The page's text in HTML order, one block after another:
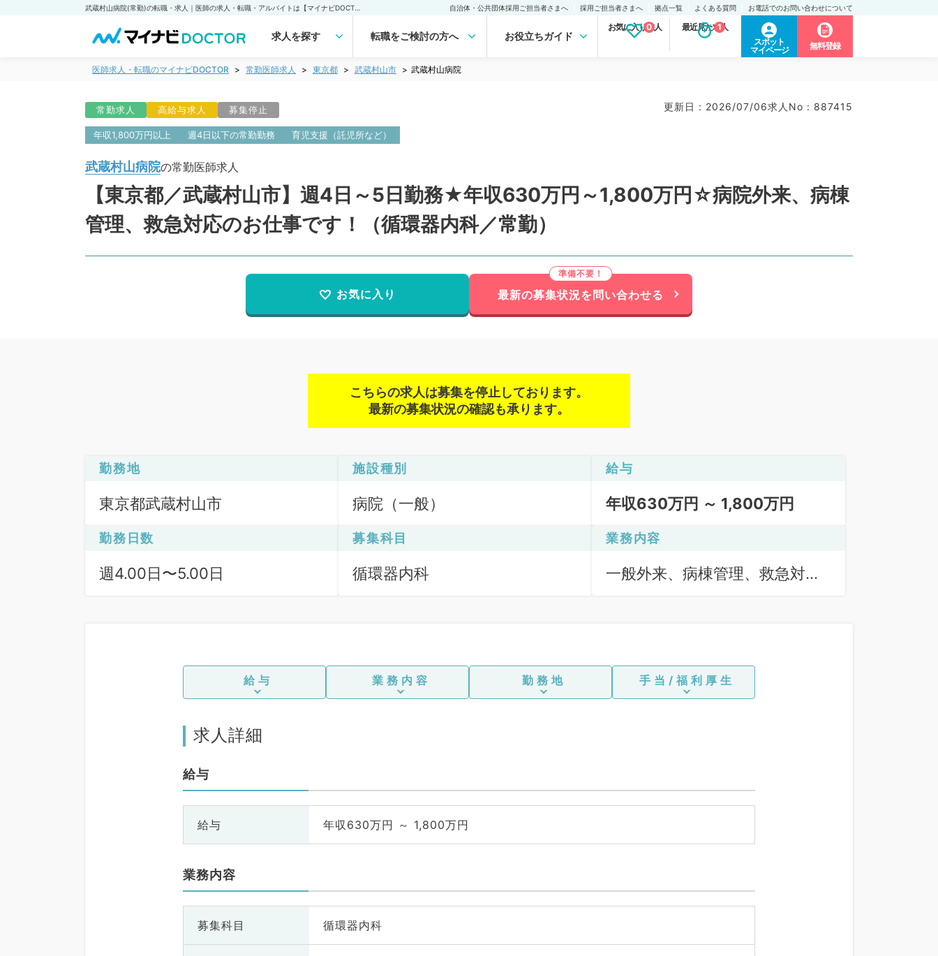
自治体・公共団体採用ご担当者さまへ 採用ご担当者さまへ 拠点一覧 よくある質問 お電話でのお問い合わせについて
求人を探す 転職をご検討の方へ お役立ちガイド
お気に入り求人
0 最近見た求人
1
スポット
マイページ
無料登録
医師求人・転職のマイナビDOCTOR 常勤医師求人 東京都 武蔵村山市 武蔵村山病院
常勤求人 高給与求人 募集停止 更新日 : 2026/07/06求人No : 887415
年収1,800万円以上 週4日以下の常勤勤務 育児支援（託児所など）
武蔵村山病院の常勤医師求人
【東京都／武蔵村山市】週4日～5日勤務★年収630万円～1,800万円☆病院外来、病棟
管理、救急対応のお仕事です！（循環器内科／常勤）
お気に入り 最新の募集状況を問い合わせる
こちらの求人は募集を停止しております。
最新の募集状況の確認も承ります。
勤務地
東京都武蔵村山市
施設種別
病院（一般）
給与
年収630万円 ～ 1,800万円
勤務日数
週4.00日〜5.00日
募集科目
循環器内科
業務内容
一般外来、病棟管理、救急対
給与 業務内容 勤務地 手当/福利厚生
求人詳細
給与
給与 年収630万円 ～ 1,800万円
業務内容
募集科目 循環器内科